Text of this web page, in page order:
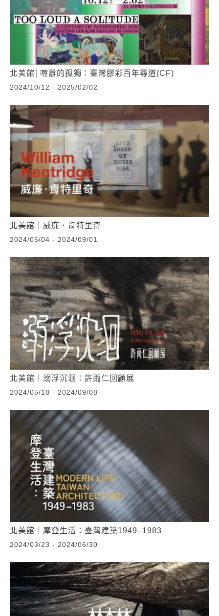
北美館│喧囂的孤獨：臺灣膠彩百年尋道(CF)
2024/10/12 - 2025/02/02
北美館｜威廉．肯特里奇
2024/05/04 - 2024/09/01
北美館｜溺浮沉洄：許雨仁回顧展
2024/05/18 - 2024/09/08
北美館｜摩登生活：臺灣建築1949–1983
2024/03/23 - 2024/06/30